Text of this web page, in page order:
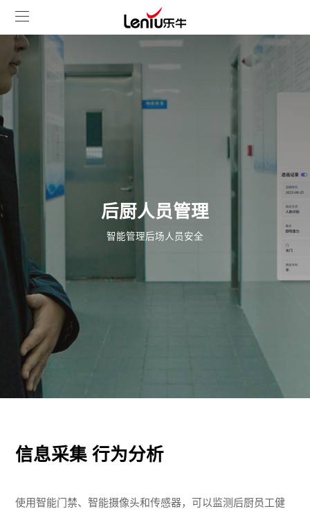
后厨人员管理
智能管理后场人员安全
信息采集 行为分析
使用智能门禁、智能摄像头和传感器，可以监测后厨员工健